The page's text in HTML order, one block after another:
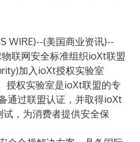
WIRE)--(美国商业资讯)--
联网安全标准组织ioXt联盟
加入ioXt授权实验室
授权实验室是ioXt联盟的专
通过联盟认证，并取得ioXt
，为消费者提供安全保